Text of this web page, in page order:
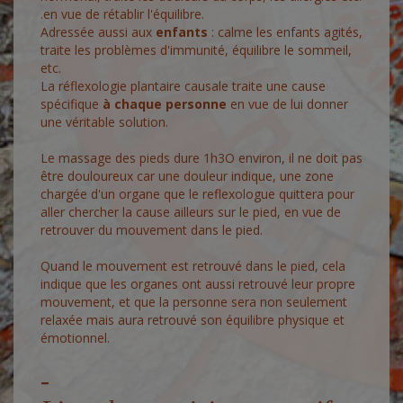
.en vue de rétablir l'équilibre.
Adressée aussi aux enfants : calme les enfants agités,
traite les problèmes d'immunité, équilibre le sommeil,
etc.
La réflexologie plantaire causale traite une cause
spécifique à chaque personne en vue de lui donner
une véritable solution.
Le massage des pieds dure 1h3O environ, il ne doit pas
être douloureux car une douleur indique, une zone
chargée d'un organe que le reflexologue quittera pour
aller chercher la cause ailleurs sur le pied, en vue de
retrouver du mouvement dans le pied.
Quand le mouvement est retrouvé dans le pied, cela
indique que les organes ont aussi retrouvé leur propre
mouvement, et que la personne sera non seulement
relaxée mais aura retrouvé son équilibre physique et
émotionnel.